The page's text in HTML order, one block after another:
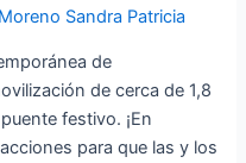
Sandra Patricia
de
de cerca de 1,8
festivo. ¡En
para que las y los